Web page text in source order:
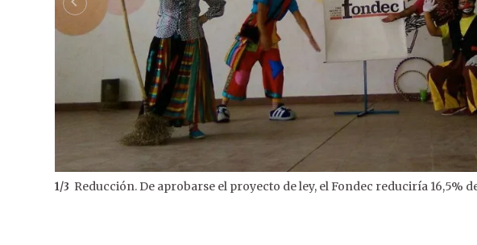
1/3 Reducción. De aprobarse el proyecto de ley, el Fondec reduciría 16,5%